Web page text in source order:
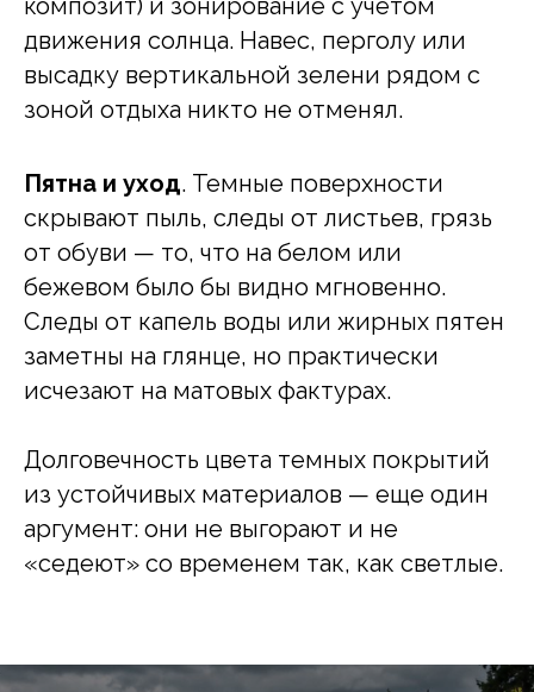
композит) и зонирование с учетом
движения солнца. Навес, перголу или
высадку вертикальной зелени рядом с
зоной отдыха никто не отменял.
Пятна и уход. Темные поверхности
скрывают пыль, следы от листьев, грязь
от обуви — то, что на белом или
бежевом было бы видно мгновенно.
Следы от капель воды или жирных пятен
заметны на глянце, но практически
исчезают на матовых фактурах.
Долговечность цвета темных покрытий
из устойчивых материалов — еще один
аргумент: они не выгорают и не
«седеют» со временем так, как светлые.